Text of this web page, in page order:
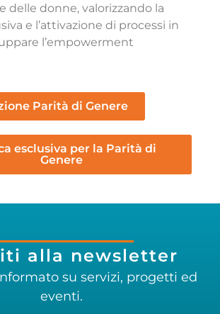
delle donne, valorizzando la
e l’attivazione di processi in
l’empowerment
Parità di Genere
esclusiva per la Parità di
Genere
alla newsletter
su servizi, progetti ed
eventi.